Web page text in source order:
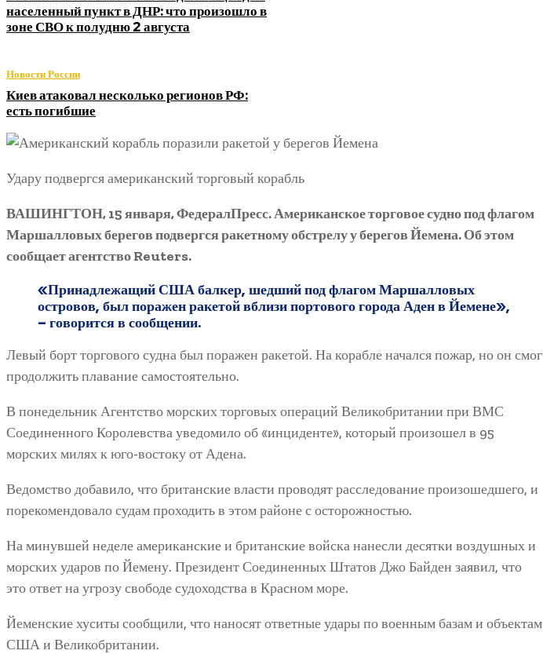
населенный пункт в ДНР: что произошло в
зоне СВО к полудню 2 августа
Новости России
Киев атаковал несколько регионов РФ:
есть погибшие
Удару подвергся американский торговый корабль
ВАШИНГТОН, 15 января, ФедералПресс. Американское торговое судно под флагом
Маршалловых берегов подвергся ракетному обстрелу у берегов Йемена. Об этом
сообщает агентство Reuters.
«Принадлежащий США балкер, шедший под флагом Маршалловых
островов, был поражен ракетой вблизи портового города Аден в Йемене»,
– говорится в сообщении.
Левый борт торгового судна был поражен ракетой. На корабле начался пожар, но он смог
продолжить плавание самостоятельно.
В понедельник Агентство морских торговых операций Великобритании при ВМС
Соединенного Королевства уведомило об «инциденте», который произошел в 95
морских милях к юго-востоку от Адена.
Ведомство добавило, что британские власти проводят расследование произошедшего, и
порекомендовало судам проходить в этом районе с осторожностью.
На минувшей неделе американские и британские войска нанесли десятки воздушных и
морских ударов по Йемену. Президент Соединенных Штатов Джо Байден заявил, что
это ответ на угрозу свободе судоходства в Красном море.
Йеменские хуситы сообщили, что наносят ответные удары по военным базам и объектам
США и Великобритании.